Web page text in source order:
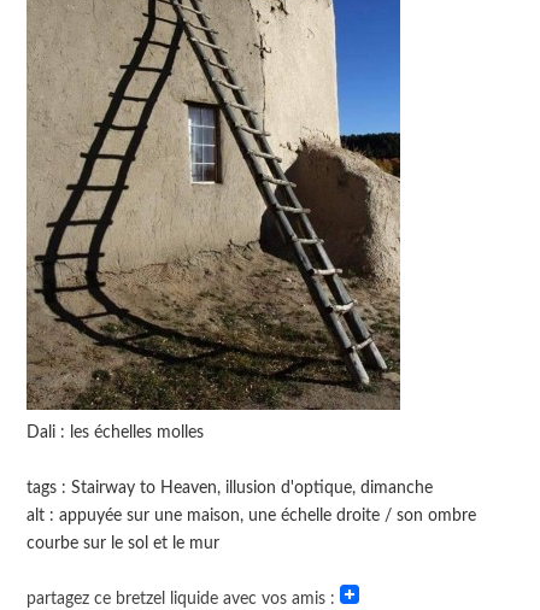
Dali : les échelles molles
tags : Stairway to Heaven, illusion d'optique, dimanche
alt : appuyée sur une maison, une échelle droite / son ombre
courbe sur le sol et le mur
partagez ce bretzel liquide avec vos amis :